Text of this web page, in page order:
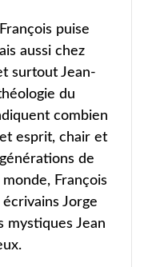
puise
aussi chez
surtout Jean-
du
combien
esprit, chair et
de
François
Jorge
mystiques Jean